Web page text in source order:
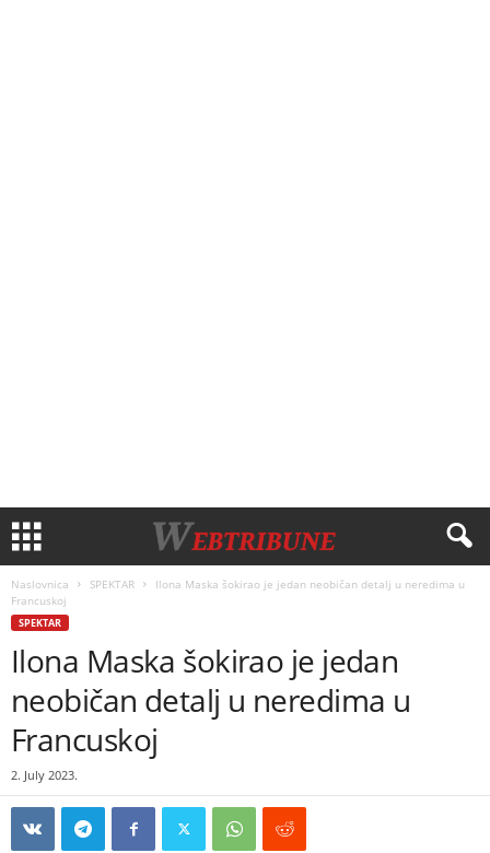
Naslovnica SPEKTAR
Ilona Maska šokirao je jedan neobičan detalj u neredima u
Francuskoj
SPEKTAR
Ilona Maska šokirao je jedan
neobičan detalj u neredima u
Francuskoj
2. July 2023.